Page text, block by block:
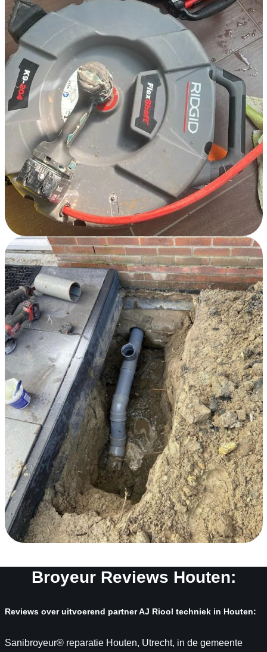
Broyeur Reviews Houten:
Reviews over uitvoerend partner AJ Riool techniek in Houten:
Sanibroyeur® reparatie Houten, Utrecht, in de gemeente